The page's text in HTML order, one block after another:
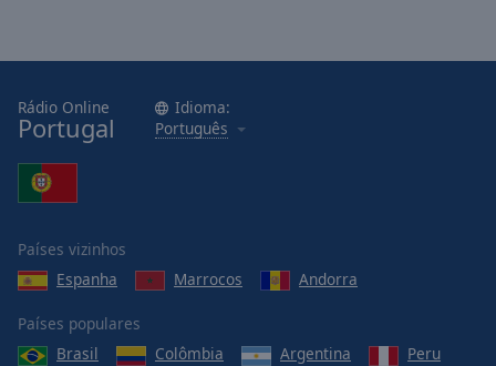
Rádio Online
Portugal
Idioma:
Português
Países vizinhos
Espanha
Marrocos Andorra
Países populares
Brasil
Colômbia Argentina Peru